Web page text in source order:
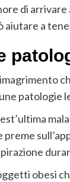
di arrivare
aiutare a
patologie
preme
obesi